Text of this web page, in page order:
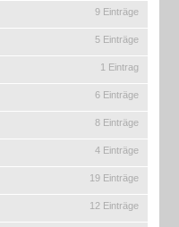
9 Einträge
5 Einträge
1 Eintrag
6 Einträge
8 Einträge
4 Einträge
19 Einträge
12 Einträge